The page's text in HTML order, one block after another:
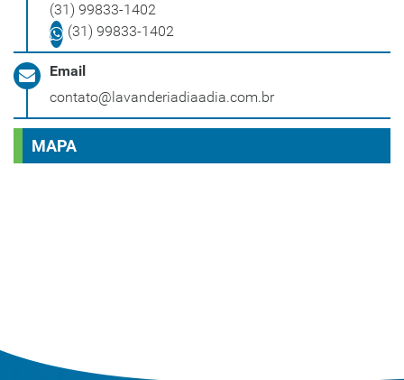
(31) 99833-1402
(31) 99833-1402
Email
contato@lavanderiadiaadia.com.br
MAPA